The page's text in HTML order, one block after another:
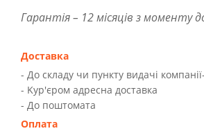
Гарантія – 12 місяців з моменту
Доставка
- До складу чи пункту видачі
- Kур'єром адресна доставка
- До поштомата
Оплата